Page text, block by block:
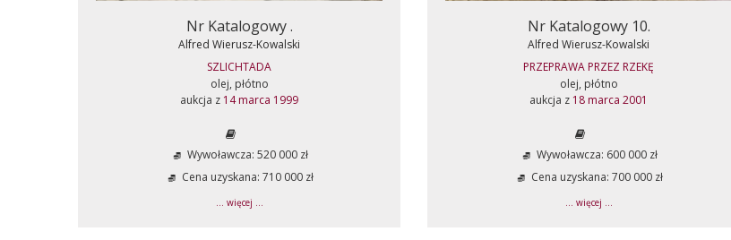
Nr Katalogowy .
Alfred Wierusz-Kowalski
SZLICHTADA
olej, płótno
aukcja z 14 marca 1999
Wywoławcza: 520 000 zł
Cena uzyskana: 710 000 zł
... więcej ...
Nr Katalogowy 10.
Alfred Wierusz-Kowalski
PRZEPRAWA PRZEZ RZEKĘ
olej, płótno
aukcja z 18 marca 2001
Wywoławcza: 600 000 zł
Cena uzyskana: 700 000 zł
... więcej ...